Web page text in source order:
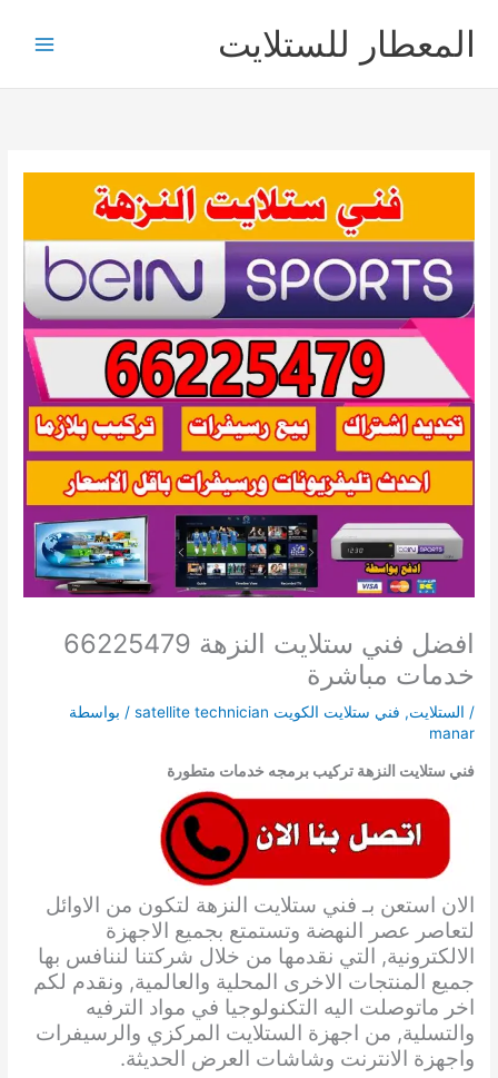
المحتوىالمعطار للستلايت
افضل فني ستلايت النزهة 66225479
خدمات مباشرة
/ الستلايت, فني ستلايت الكويت satellite technician
/ بواسطة
manar
فني ستلايت النزهة تركيب برمجه خدمات متطورة
الان استعن بـ فني ستلايت النزهة لتكون من الاوائل
لتعاصر عصر النهضة وتستمتع بجميع الاجهزة
الالكترونية, التي نقدمها من خلال شركتنا لننافس بها
جميع المنتجات الاخرى المحلية والعالمية, ونقدم لكم
اخر ماتوصلت اليه التكنولوجيا في مواد الترفيه
والتسلية, من اجهزة الستلايت المركزي والرسيفرات
واجهزة الانترنت وشاشات العرض الحديثة.